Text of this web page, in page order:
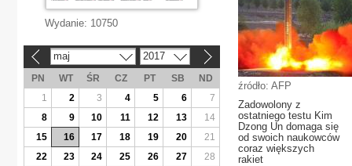
źródło: AFP
Zadowolony z
ostatniego testu Kim
Dzong Un domaga się
od swoich naukowców
coraz większych
rakiet
Wydanie: 10750
maj 2017
PN WT ŚR CZ PT SB
ND
1
2 3 4 5 6
7
8
9 10 11 12 13
14
15
16 17 18 19 20
21
22
23 24 25 26 27
28